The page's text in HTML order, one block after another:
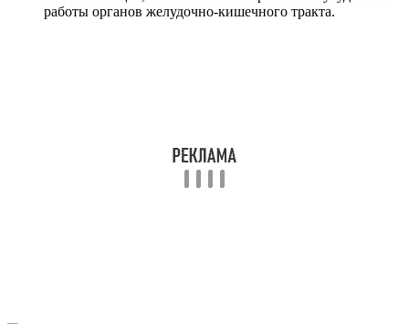
работы органов желудочно-кишечного тракта.